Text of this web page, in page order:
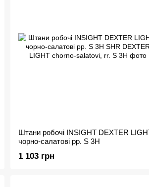
Штани робочі INSIGHT DEXTER
чорно-салатові рр. S 3H
1 103 грн